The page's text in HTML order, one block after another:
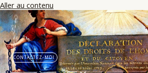
Aller au contenu
CONTACTEZ-MOI